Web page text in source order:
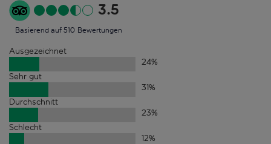
3.5
Basierend auf 510 Bewertungen
Ausgezeichnet
24%
Sehr gut
31%
Durchschnitt
23%
Schlecht
12%